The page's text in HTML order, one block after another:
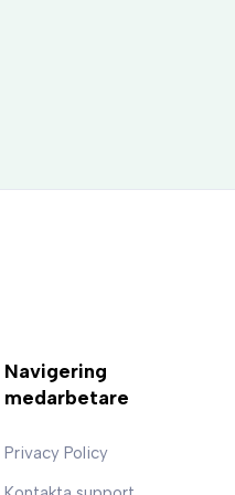
Navigering
medarbetare
Privacy Policy